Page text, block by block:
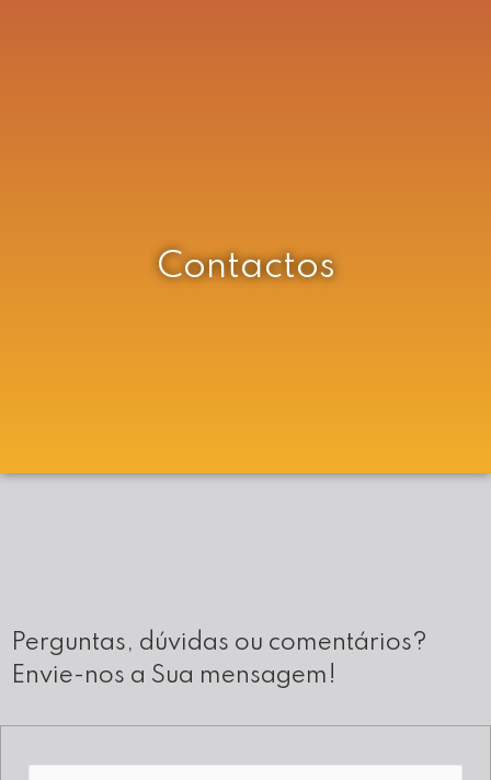
Contactos
Perguntas, dúvidas ou comentários?
Envie-nos a Sua mensagem!